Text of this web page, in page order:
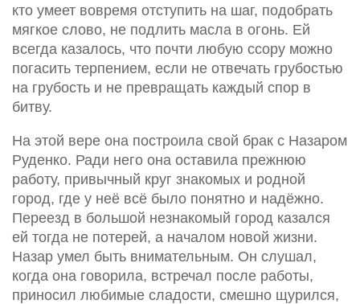
кто умеет вовремя отступить на шаг, подобрать
мягкое слово, не подлить масла в огонь. Ей
всегда казалось, что почти любую ссору можно
погасить терпением, если не отвечать грубостью
на грубость и не превращать каждый спор в
битву.
На этой вере она построила свой брак с Назаром
Руденко. Ради него она оставила прежнюю
работу, привычный круг знакомых и родной
город, где у неё всё было понятно и надёжно.
Переезд в большой незнакомый город казался
ей тогда не потерей, а началом новой жизни.
Назар умел быть внимательным. Он слушал,
когда она говорила, встречал после работы,
приносил любимые сладости, смешно щурился,